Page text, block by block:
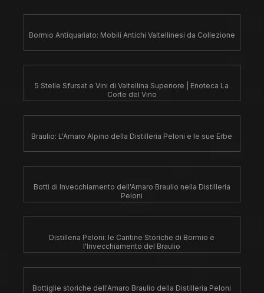
Bormio Antiquariato: Mobili Antichi Valtellinesi da Collezione
5 Stelle Sfursat e Vini di Valtellina Superiore | Enoteca La
Corte del Vino
Braulio: L'Amaro Alpino della Distilleria Peloni e le sue Erbe
Botti di Invecchiamento dell'Amaro Braulio nella Distilleria
Peloni
Distilleria Peloni: le Cantine Storiche di Bormio e
l'Invecchiamento del Braulio
Bottiglie storiche dell'Amaro Braulio della Distilleria Peloni